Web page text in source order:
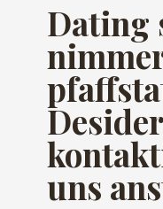
Dating
uns